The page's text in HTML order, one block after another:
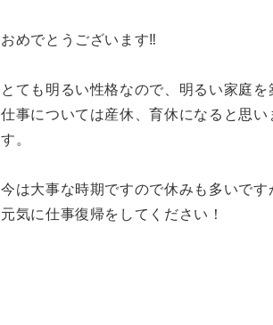
おめでとうございます‼
とても明るい性格なので、明るい家庭を
仕事については産休、育休になると思
す。
今は大事な時期ですので休みも多いで
元気に仕事復帰をしてください！